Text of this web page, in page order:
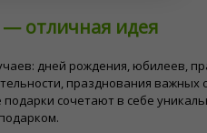
отличная идея
дней рождения, юбилеев,
празднования важных
сочетают в себе